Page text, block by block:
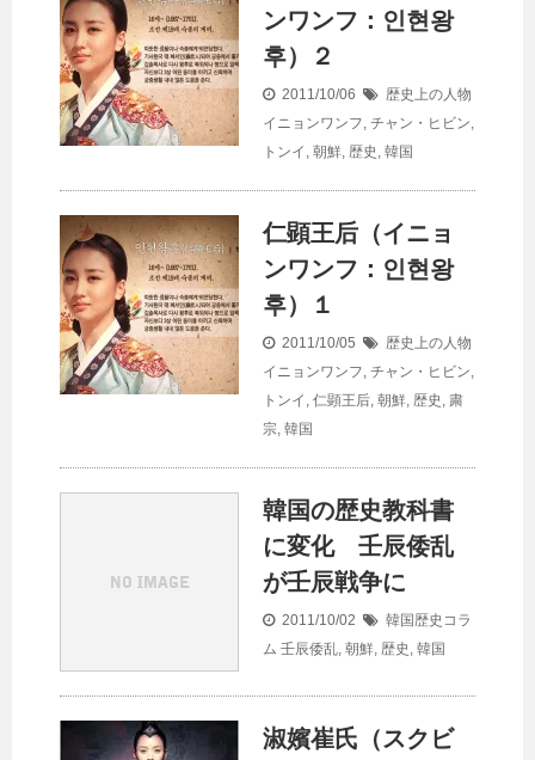
ンワンフ：인현왕
후）２
2011/10/06
歴史上の人物
イニョンワンフ, チャン・ヒビン,
トンイ , 朝鮮, 歴史 , 韓国
仁顕王后（イニョ
ンワンフ：인현왕
후）１
2011/10/05
歴史上の人物
イニョンワンフ, チャン・ヒビン,
トンイ , 仁顕王后, 朝鮮, 歴史 , 粛
宗, 韓国
韓国の歴史教科書
に変化 壬辰倭乱
が壬辰戦争に
2011/10/02
韓国歴史コラ
ム 壬辰倭乱, 朝鮮, 歴史 , 韓国
淑嬪崔氏（スクビ